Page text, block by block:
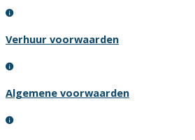
Verhuur voorwaarden
Algemene voorwaarden